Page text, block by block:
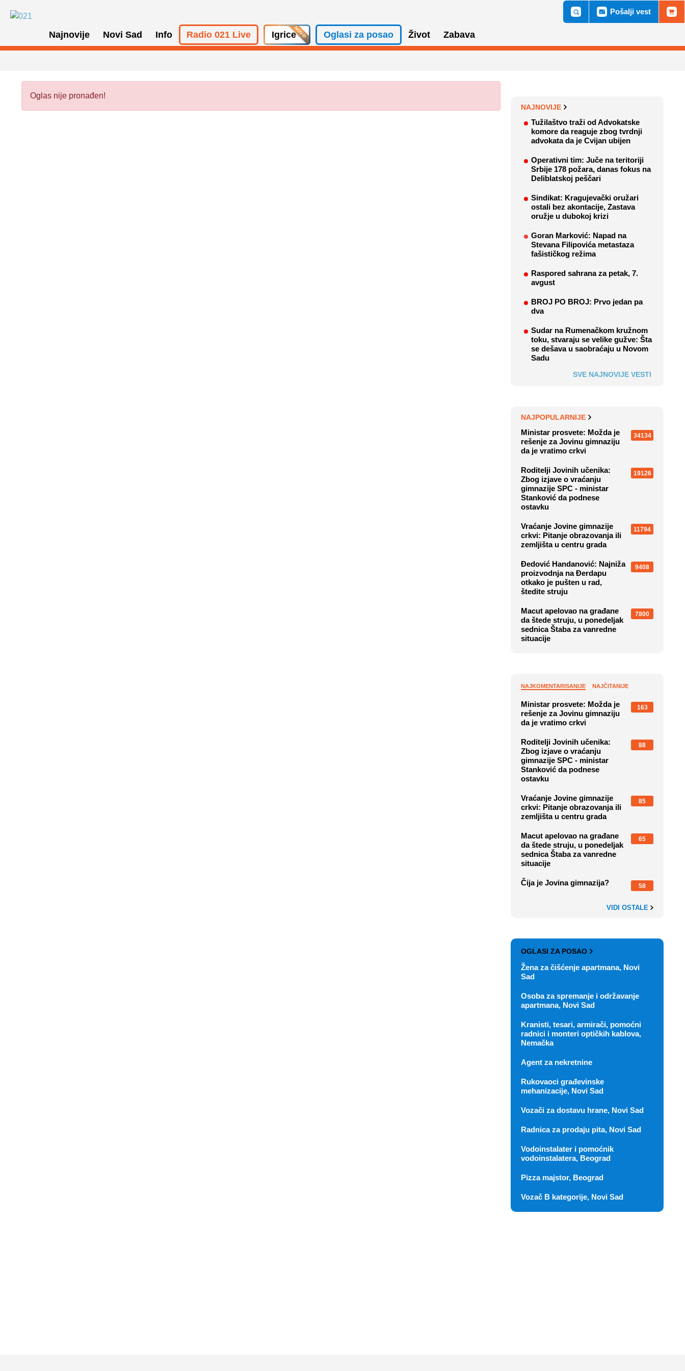
Najnovije Novi Sad Info Radio 021 Live Igrice Oglasi za posao Život Zabava
Pošalji vest
Oglas nije pronađen!
NAJNOVIJE
Tužilaštvo traži od Advokatske
komore da reaguje zbog tvrdnji
advokata da je Cvijan ubijen
Operativni tim: Juče na teritoriji
Srbije 178 požara, danas fokus na
Deliblatskoj peščari
Sindikat: Kragujevački oružari
ostali bez akontacije, Zastava
oružje u dubokoj krizi
Goran Marković: Napad na
Stevana Filipovića metastaza
fašističkog režima
Raspored sahrana za petak, 7.
avgust
BROJ PO BROJ: Prvo jedan pa
dva
Sudar na Rumenačkom kružnom
toku, stvaraju se velike gužve: Šta
se dešava u saobraćaju u Novom
Sadu
SVE NAJNOVIJE VESTI
NAJPOPULARNIJE
Ministar prosvete: Možda je
rešenje za Jovinu gimnaziju
da je vratimo crkvi
34134
Roditelji Jovinih učenika:
Zbog izjave o vraćanju
gimnazije SPC - ministar
Stanković da podnese
ostavku
19126
Vraćanje Jovine gimnazije
crkvi: Pitanje obrazovanja ili
zemljišta u centru grada
11794
Đedović Handanović: Najniža
proizvodnja na Đerdapu
otkako je pušten u rad,
štedite struju
9408
Macut apelovao na građane
da štede struju, u ponedeljak
sednica Štaba za vanredne
situacije
7800
NAJKOMENTARISANIJE NAJČITANIJE
Ministar prosvete: Možda je
rešenje za Jovinu gimnaziju
da je vratimo crkvi
163
Roditelji Jovinih učenika:
Zbog izjave o vraćanju
gimnazije SPC - ministar
Stanković da podnese
ostavku
88
Vraćanje Jovine gimnazije
crkvi: Pitanje obrazovanja ili
zemljišta u centru grada
85
Macut apelovao na građane
da štede struju, u ponedeljak
sednica Štaba za vanredne
situacije
65
Čija je Jovina gimnazija? 58
VIDI OSTALE
OGLASI ZA POSAO
Žena za čišćenje apartmana, Novi
Sad
Osoba za spremanje i održavanje
apartmana, Novi Sad
Kranisti, tesari, armirači, pomoćni
radnici i monteri optičkih kablova,
Nemačka
Agent za nekretnine
Rukovaoci građevinske
mehanizacije, Novi Sad
Vozači za dostavu hrane, Novi Sad
Radnica za prodaju pita, Novi Sad
Vodoinstalater i pomoćnik
vodoinstalatera, Beograd
Pizza majstor, Beograd
Vozač B kategorije, Novi Sad